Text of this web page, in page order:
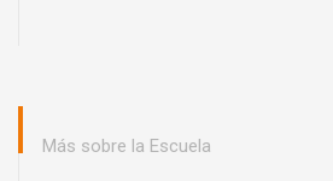
Más sobre la Escuela